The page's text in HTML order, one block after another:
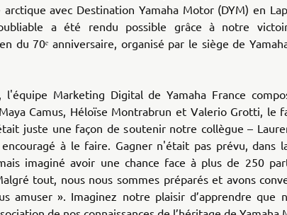
arctique avec Destination Yamaha Motor (DYM) en
a été rendu possible grâce à notre
du 70ᵉ anniversaire, organisé par le siège de
l'équipe Marketing Digital de Yamaha France
Camus, Héloïse Montrabrun et Valerio Grotti, le
juste une façon de soutenir notre collègue –
à le faire. Gagner n'était pas prévu, dans
imaginé avoir une chance face à plus de 250
tout, nous nous sommes préparés et avons
amuser ». Imaginez notre plaisir d’apprendre que